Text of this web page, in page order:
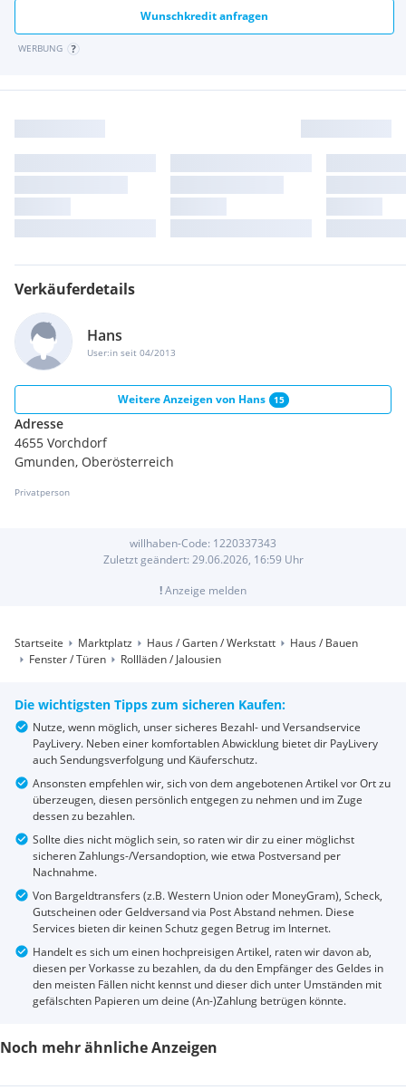
Wunschkredit anfragen
WERBUNG
Verkäuferdetails
Hans
User:in seit 04/2013
Weitere Anzeigen von Hans 15
Adresse
4655 Vorchdorf
Gmunden, Oberösterreich
Privatperson
willhaben-Code: 1220337343
Zuletzt geändert: 29.06.2026, 16:59 Uhr
!Anzeige melden
Startseite Marktplatz Haus / Garten / Werkstatt
Haus / Bauen
Fenster / Türen
Rollläden / Jalousien
Die wichtigsten Tipps zum sicheren Kaufen:
Nutze, wenn möglich, unser sicheres Bezahl- und Versandservice
PayLivery. Neben einer komfortablen Abwicklung bietet dir PayLivery
auch Sendungsverfolgung und Käuferschutz.
Ansonsten empfehlen wir, sich von dem angebotenen Artikel vor Ort zu
überzeugen, diesen persönlich entgegen zu nehmen und im Zuge
dessen zu bezahlen.
Sollte dies nicht möglich sein, so raten wir dir zu einer möglichst
sicheren Zahlungs-/Versandoption, wie etwa Postversand per
Nachnahme.
Von Bargeldtransfers (z.B. Western Union oder MoneyGram), Scheck,
Gutscheinen oder Geldversand via Post Abstand nehmen. Diese
Services bieten dir keinen Schutz gegen Betrug im Internet.
Handelt es sich um einen hochpreisigen Artikel, raten wir davon ab,
diesen per Vorkasse zu bezahlen, da du den Empfänger des Geldes in
den meisten Fällen nicht kennst und dieser dich unter Umständen mit
gefälschten Papieren um deine (An-)Zahlung betrügen könnte.
Noch mehr ähnliche Anzeigen